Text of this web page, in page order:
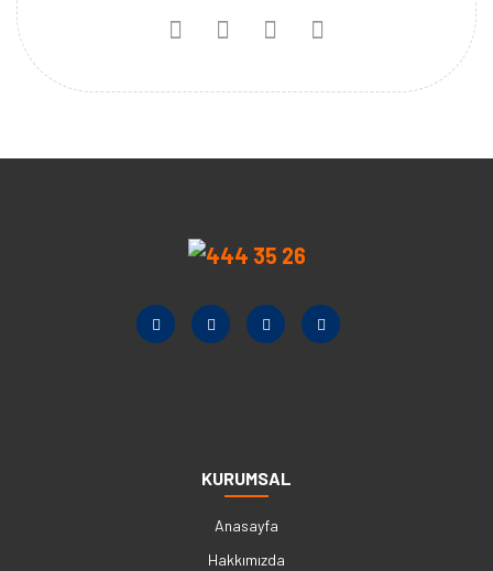
KURUMSAL
Anasayfa
Hakkımızda